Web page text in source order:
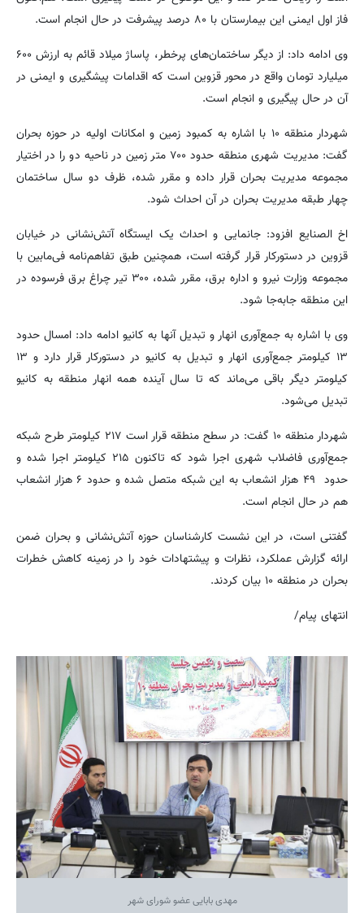
فاز اول ایمنی این بیمارستان با ۸۰ درصد پیشرفت در حال انجام است.
وی ادامه داد: از دیگر ساختمان‌های پرخطر، پاساژ میلاد قائم به ارزش ۶۰۰
میلیارد تومان واقع در محور قزوین است که اقدامات پیشگیری و ایمنی در
آن در حال پیگیری و انجام است.
شهردار منطقه ۱۰ با اشاره به کمبود زمین و امکانات اولیه در حوزه بحران
گفت: مدیریت شهری منطقه حدود ۷۰۰ متر زمین در ناحیه دو را در اختیار
مجموعه مدیریت بحران قرار داده و مقرر شده، ظرف دو سال ساختمان
چهار طبقه مدیریت بحران در آن احداث شود.
اخ الصنایع افزود: جانمایی‌ و احداث یک ایستگاه آتش‌نشانی در خیابان
قزوین در دستورکار قرار گرفته است، همچنین طبق تفاهم‌نامه فی‌مابین با
مجموعه وزارت نیرو و اداره برق، مقرر شده، ۳۰۰ تیر چراغ برق فرسوده در
این منطقه جابه‌جا شود.
وی با اشاره به جمع‌آوری انهار و تبدیل آنها به کانیو ادامه داد: امسال حدود
۱۳ کیلومتر جمع‌آوری انهار و تبدیل به کانیو در دستورکار قرار دارد و ۱۳
کیلومتر دیگر باقی می‌ماند که تا سال آینده همه انهار منطقه به کانیو
تبدیل می‌شود.
شهردار منطقه ۱۰ گفت: در سطح منطقه قرار است ۲۱۷ کیلومتر طرح شبکه
جمع‌آوری فاضلاب شهری اجرا شود که تاکنون ۲۱۵ کیلومتر اجرا شده و
حدود ۴۹ هزار انشعاب به این شبکه متصل شده و حدود ۶ هزار انشعاب
هم در حال انجام است.
گفتنی است، در این نشست کارشناسان حوزه آتش‌نشانی و بحران ضمن
ارائه گزارش عملکرد، نظرات و پیشتهادات خود را در زمینه کاهش خطرات
بحران در منطقه ۱۰ بیان کردند.
انتهای پیام/
مهدی بابایی عضو شورای شهر